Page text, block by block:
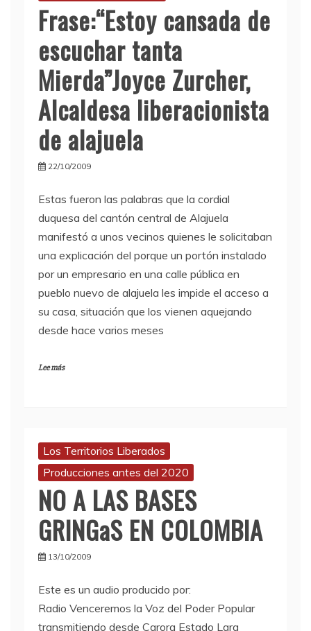
Frase:“Estoy cansada de
escuchar tanta
Mierda”Joyce Zurcher,
Alcaldesa liberacionista
de alajuela
22/10/2009
Estas fueron las palabras que la cordial
duquesa del cantón central de Alajuela
manifestó a unos vecinos quienes le solicitaban
una explicación del porque un portón instalado
por un empresario en una calle pública en
pueblo nuevo de alajuela les impide el acceso a
su casa, situación que los vienen aquejando
desde hace varios meses
Lee más
Los Territorios Liberados
Producciones antes del 2020
NO A LAS BASES
GRINGaS EN COLOMBIA
13/10/2009
Este es un audio producido por:
Radio Venceremos la Voz del Poder Popular
transmitiendo desde Carora Estado Lara